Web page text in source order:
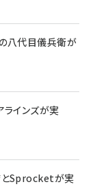
八代目儀兵衛が
ラインズが実
とSprocketが実